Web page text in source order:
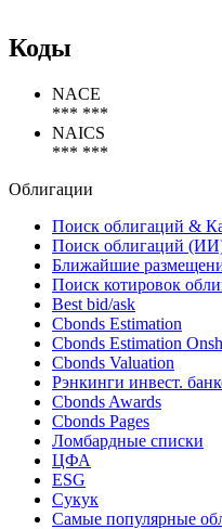
Коды
NACE
*** ***
NAICS
*** ***
Облигации
Поиск облигаций &
Поиск облигаций
Ближайшие
Поиск котировок
Best bid/ask
Cbonds Estimation
Cbonds Estimation
Cbonds Valuation
Рэнкинги инвест.
Cbonds Awards
Cbonds Pages
Ломбардные списки
ЦФА
ESG
Сукук
Самые популярные